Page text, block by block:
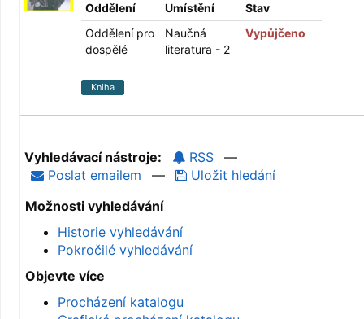
Oddělení
Umístění
Stav
Oddělení pro
dospělé
Naučná
literatura - 2
Vypůjčeno
Kniha
Vyhledávací nástroje: RSS
—
Poslat emailem
—
Uložit hledání
Možnosti vyhledávání
Historie vyhledávání
Pokročilé vyhledávání
Objevte více
Procházení katalogu